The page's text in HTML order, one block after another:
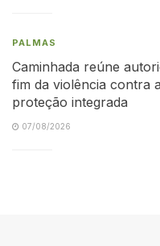
PALMAS
Caminhada reúne
fim da violência contra
proteção integrada
07/08/2026